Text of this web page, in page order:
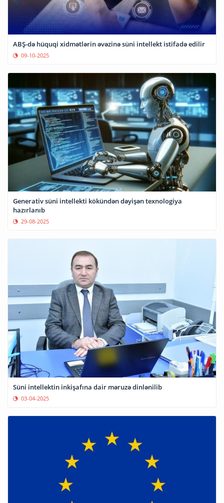
ABŞ-də hüquqi xidmətlərin əvəzinə süni intellekt istifadə edilir
09-10-2025
Generativ süni intellekti kökündən dəyişən texnologiya
hazırlanıb
29-08-2025
Süni intellektin inkişafına dair məruzə dinlənilib
03-04-2025